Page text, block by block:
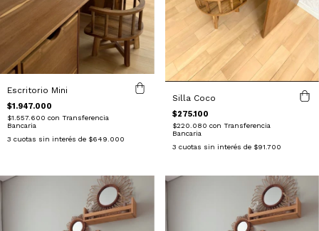
Escritorio Mini
$1.947.000
$1.557.600 con Transferencia
Bancaria
3 cuotas sin interés de $649.000
Silla Coco
$275.100
$220.080 con Transferencia
Bancaria
3 cuotas sin interés de $91.700